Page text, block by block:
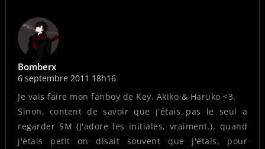
Bomberx
6 septembre 2011 18h16
Je vais faire mon fanboy de Key. Akiko & Haruko <3.
Sinon, content de savoir que j'étais pas le seul a
regarder SM (J'adore les initiales, vraiment.), quand
j'étais petit on disait souvent que j'étais, pour